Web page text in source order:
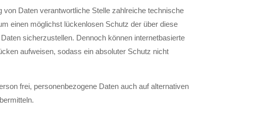
Daten verantwortliche Stelle zahlreiche technische
einen möglichst lückenlosen Schutz der über diese
sicherzustellen. Dennoch können internetbasierte
aufweisen, sodass ein absoluter Schutz nicht
frei, personenbezogene Daten auch auf alternativen